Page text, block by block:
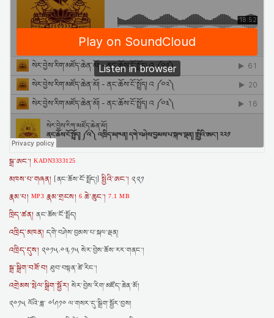
སྒྲ་ཨང་།KADN3333125
མཁས་པ་གཞན། [ནང་ཆོས་ངོ་སྤྲོད།]སྤྱིའི་ཨང་། ༢༢༡
རྣམ་པ། MP3 རྣམ་གྲངས། 6 ཆེ་ཆུང་།7.1 MB
ཁྲིད་ཚན།ནང་ཆོས་ངོ་སྤྲོད།
འཁྲིད་མཁན།དགེ་བཤེས་བྱམས་པ་སྐལ་ལྡན།
འཁྲིད་དུས། ༢༠༡༥.༠༣.༡༥ སེར་བྱེས་ཆོས་རར་གནང་།
སྒྲ་སྒྲིག་བཟོ་བ།ཐུབ་བསྟན་ཚེ་རིང་།
འགྲེམས་སྤེལ་སྒྲིག་སྦྱོར། སེར་བྱེས་རིག་མཛོད་ཆེན་མོ།
༢༠༡༥ ལོའི་ཟླ་ ༠༦།༡༠ ལ་གསར་དུ་སྒྲིག་སྦྱོར་བྱས།